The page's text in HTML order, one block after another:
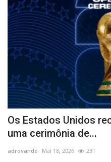
Os Estados Unidos
uma cerimônia de...
adrovando Mai 18, 2026 231